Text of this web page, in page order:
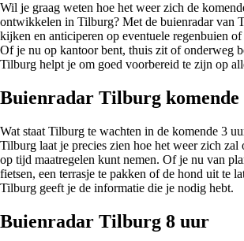
Wil je graag weten hoe het weer zich de
ontwikkelen in Tilburg? Met de buienradar van
kijken en anticiperen op eventuele regenbuien
Of je nu op kantoor bent, thuis zit of onderweg
Tilburg helpt je om goed voorbereid te zijn op
Buienradar Tilburg komende
Wat staat Tilburg te wachten in de komende 3
Tilburg laat je precies zien hoe het weer zich
op tijd maatregelen kunt nemen. Of je nu van
fietsen, een terrasje te pakken of de hond uit te
Tilburg geeft je de informatie die je nodig hebt.
Buienradar Tilburg 8 uur